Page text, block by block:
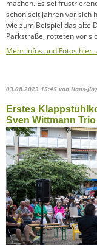
machen. Es sei
schon seit Jahren vor sich
wie zum Beispiel das alte
Parkstraße, rotteten vor
Mehr Infos und Fotos hier
03.08.2023 15:45 von Hans-
Erstes
Sven Wittmann Trio